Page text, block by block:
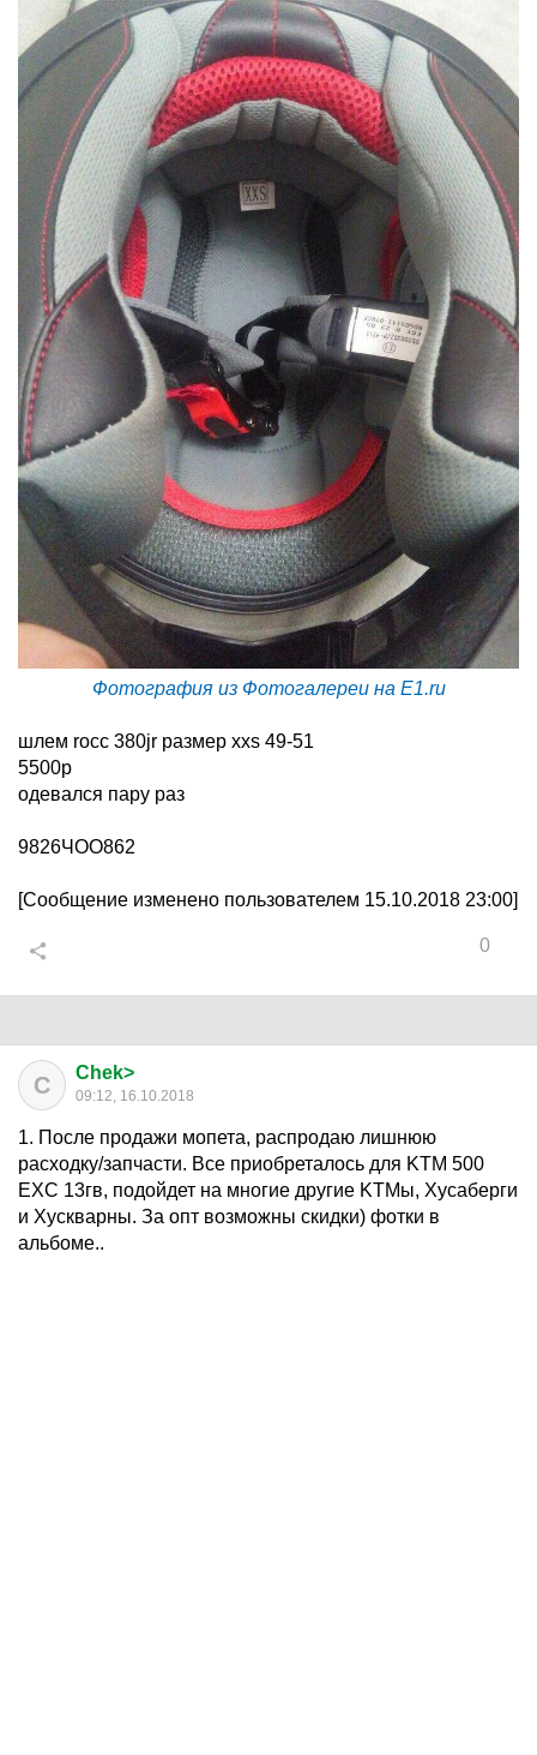
Фотография из Фотогалереи на E1.ru
шлем rocc 380jr размер xxs 49-51
5500р
одевался пару раз
9826ЧОО862
[Сообщение изменено пользователем 15.10.2018 23:00]
0
C Chek>
09:12, 16.10.2018
1. После продажи мопета, распродаю лишнюю
расходку/запчасти. Все приобреталось для KTM 500
EXC 13гв, подойдет на многие другие KTMы, Хусаберги
и Хускварны. За опт возможны скидки) фотки в
альбоме..